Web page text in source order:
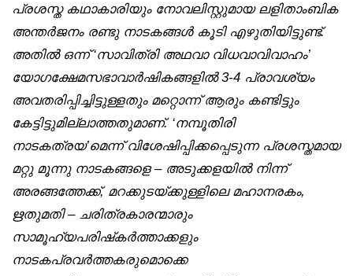
പ്രശസ്ത കഥാകാരിയും നോവലിസ്റ്റുമായ ലളിതാംബിക
അന്തർജനം രണ്ടു നാടകങ്ങൾ കൂടി എഴുതിയിട്ടുണ്ട്.
അതിൽ ഒന്ന് ‘സാവിത്രി അഥവാ വിധവാവിവാഹം’
യോഗക്ഷേമസഭാവാർഷികങ്ങളിൽ 3-4 പ്രാവശ്യം
അവതരിപ്പിച്ചിട്ടുള്ളതും മറ്റൊന്ന് ആരും കണ്ടിട്ടും
കേട്ടിട്ടുമില്ലാത്തതുമാണ്. ‘നമ്പൂതിരി
നാടകത്രയ’മെന്ന്വിശേഷിപ്പിക്കപ്പെടുന്ന പ്രശസ്തമായ
മറ്റു മൂന്നു നാടകങ്ങളെ– അടുക്കളയിൽ നിന്ന്
അരങ്ങത്തേക്ക്, മറക്കുടയ്ക്കുള്ളിലെമഹാനരകം,
ഋതുമതി – ചരിത്രകാരന്മാരും
സാമൂഹ്യപരിഷ്‌കർത്താക്കളും
നാടകപ്രവർത്തകരുമൊക്കെ